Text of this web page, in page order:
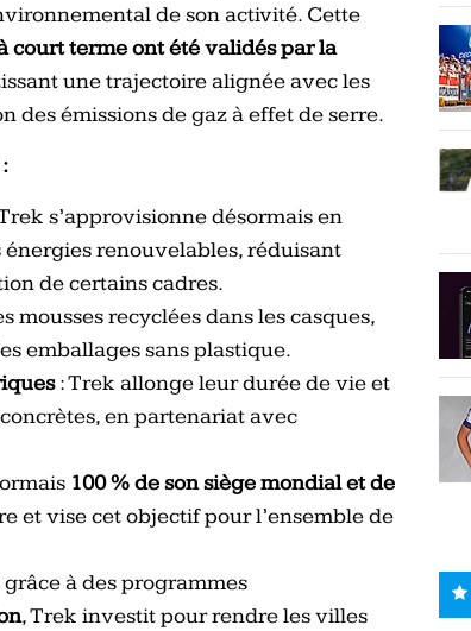
de son activité. Cette
court terme ont été validés par la
une trajectoire alignée avec les
émissions de gaz à effet de serre.
s’approvisionne désormais en
renouvelables, réduisant
de certains cadres.
mousses recyclées dans les casques,
emballages sans plastique.
: Trek allonge leur durée de vie et
en partenariat avec
100 % de son siège mondial et de
et vise cet objectif pour l’ensemble de
grâce à des programmes
, Trek investit pour rendre les villes